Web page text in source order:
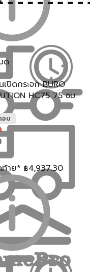
ด
ปิดกระจก BURO
HC75 75 ซม.
อบ
ท้าย* ฿4,937.30
ที่มีความสวยงาม ตรง
ถือเป็นเรื่องที่สำคัญไม่
ะช่วยเติมเต็มสไตล์การ
โดย ตู้เอกสารไม้สูง
งสามารถใช้งานได้อีก
ายแบบ หลายสไตล์ แบ่ง
ง่าย ทันสมัย เหมาะกับ
ด เรียบง่าย เน้นฟังก์ชัน
ล
งาม เหมาะกับบ้านสไตล์
ยุค เหมาะกับบ้านสไตล์
ป็นรูปแบบ ตู้ไม้บานเปิด
ล์อันหลากหลายที่
วยงาม จะทำให้บ้านดู
ต่ทำหน้าที่เป็น
ป็นการตกแต่งที่สร้าง
านของคุณอีกด้วย
ละครอบครัว จึงทำให้
ห้บ้านสวยงามและมี